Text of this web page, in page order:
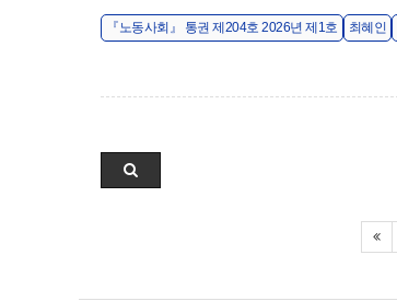
『노동사회』 통권 제204호 2026년 제1호 최혜인